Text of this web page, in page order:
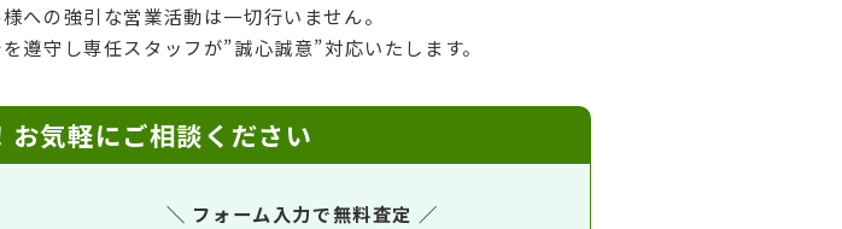
への強引な営業活動は一切行いません。
遵守し専任スタッフが”誠心誠意”対応いたします。
お気軽にご相談ください
＼ フォーム入力で無料査定 ／